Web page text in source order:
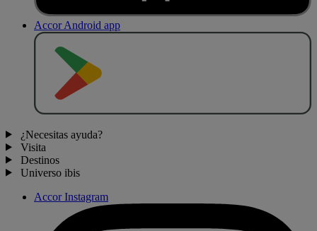
Accor Android app
¿Necesitas ayuda?
Visita
Destinos
Universo ibis
Accor Instagram